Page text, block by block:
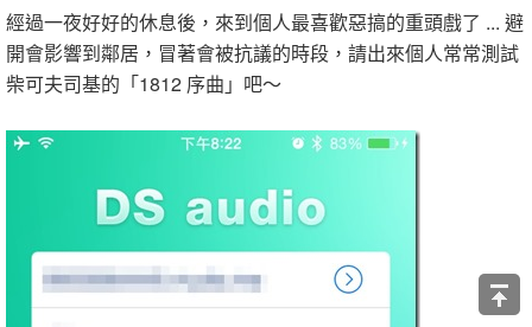
經過一夜好好的休息後，來到個人最喜歡惡搞的重頭戲了 ... 避
開會影響到鄰居，冒著會被抗議的時段，請出來個人常常測試
柴可夫司基的「1812 序曲」吧～